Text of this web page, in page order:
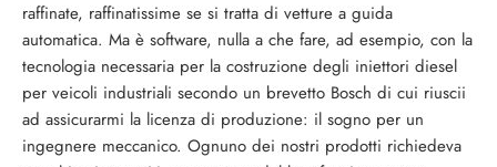
raffinate, raffinatissime se si tratta di vetture a guida
automatica. Ma è software, nulla a che fare, ad esempio, con la
tecnologia necessaria per la costruzione degli iniettori diesel
per veicoli industriali secondo un brevetto Bosch di cui riuscii
ad assicurarmi la licenza di produzione: il sogno per un
ingegnere meccanico. Ognuno dei nostri prodotti richiedeva